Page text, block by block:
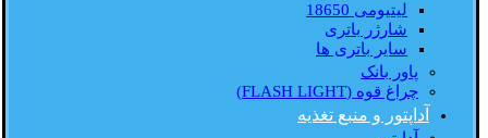
لیتیومی 18650
شارژر باتری
سایر باتری ها
پاور بانک
چراغ قوه (FLASH LIGHT)
آداپتور و منبع تغذیه